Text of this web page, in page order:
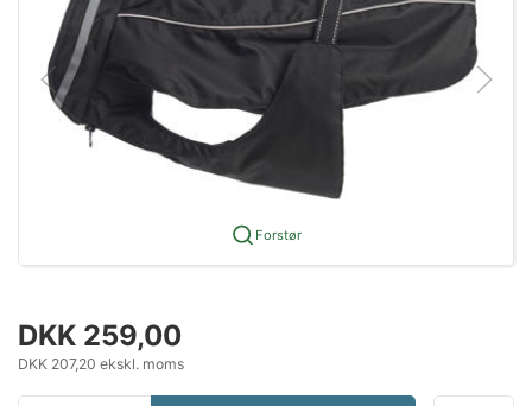
Forstør
DKK 259,00
DKK 207,20 ekskl. moms